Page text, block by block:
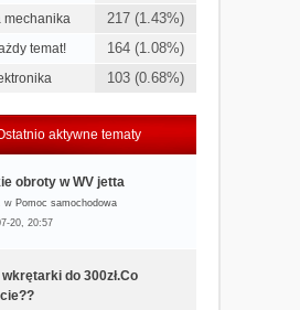
mechanika 217 (1.43%)
temat! 164 (1.08%)
103 (0.68%)
aktywne tematy
obroty w WV jetta
w Pomoc samochodowa
20, 20:57
do 300zł.Co